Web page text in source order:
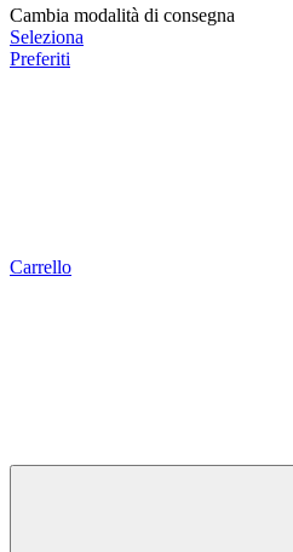
Cambia modalità di consegna
Seleziona
Preferiti
Carrello